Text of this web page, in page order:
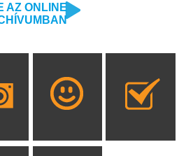
AZ ONLINE